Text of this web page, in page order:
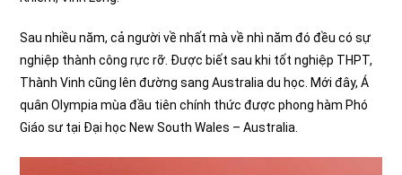
Sau nhiều năm, cả người về nhất mà về nhì năm đó đều có sự
nghiệp thành công rực rỡ. Được biết sau khi tốt nghiệp THPT,
Thành Vinh cũng lên đường sang Australia du học. Mới đây, Á
quân Olympia mùa đầu tiên chính thức được phong hàm Phó
Giáo sư tại Đại học New South Wales – Australia.